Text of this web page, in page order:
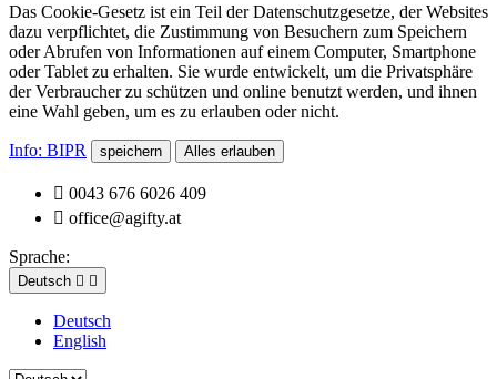
Das Cookie-Gesetz ist ein Teil der Datenschutzgesetze, der Websites
dazu verpflichtet, die Zustimmung von Besuchern zum Speichern
oder Abrufen von Informationen auf einem Computer, Smartphone
oder Tablet zu erhalten. Sie wurde entwickelt, um die Privatsphäre
der Verbraucher zu schützen und online benutzt werden, und ihnen
eine Wahl geben, um es zu erlauben oder nicht.
Info: BIPR speichern Alles erlauben
 0043 676 6026 409
 office@agifty.at
Sprache:
Deutsch  
Deutsch
English